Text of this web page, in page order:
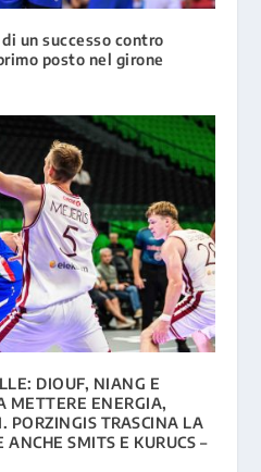
un successo contro
posto nel girone
DIOUF, NIANG E
METTERE ENERGIA,
PORZINGIS TRASCINA LA
SMITS E KURUCS –